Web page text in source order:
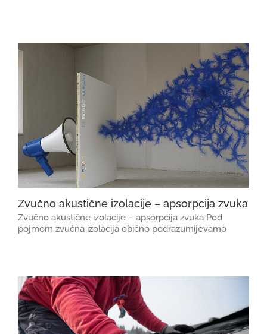
Zvučno akustične izolacije – apsorpcija zvuka
Zvučno akustične izolacije – apsorpcija zvuka Pod
pojmom zvučna izolacija obično podrazumijevamo